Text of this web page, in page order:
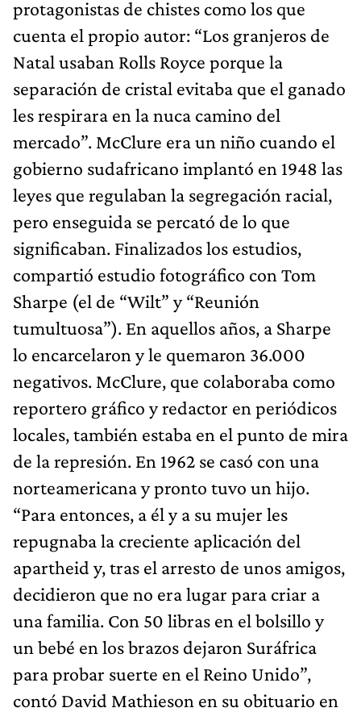
protagonistas de chistes como los que
cuenta el propio autor: “Los granjeros de
Natal usaban Rolls Royce porque la
separación de cristal evitaba que el ganado
les respirara en la nuca camino del
mercado”. McClure era un niño cuando el
gobierno sudafricano implantó en 1948 las
leyes que regulaban la segregación racial,
pero enseguida se percató de lo que
significaban. Finalizados los estudios,
compartió estudio fotográfico con Tom
Sharpe (el de “Wilt” y “Reunión
tumultuosa”). En aquellos años, a Sharpe
lo encarcelaron y le quemaron 36.000
negativos. McClure, que colaboraba como
reportero gráfico y redactor en periódicos
locales, también estaba en el punto de mira
de la represión. En 1962 se casó con una
norteamericana y pronto tuvo un hijo.
“Para entonces, a él y a su mujer les
repugnaba la creciente aplicación del
apartheid y, tras el arresto de unos amigos,
decidieron que no era lugar para criar a
una familia. Con 50 libras en el bolsillo y
un bebé en los brazos dejaron Suráfrica
para probar suerte en el Reino Unido”,
contó David Mathieson en su obituario en